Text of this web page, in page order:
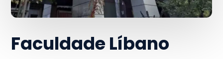
Faculdade Líbano